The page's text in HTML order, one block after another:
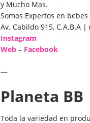
y Mucho Mas.
Somos Expertos en
Av. Cabildo 915, C.A.B.A |
Instagram
Web – Facebook
—
Planeta BB
Toda la variedad en